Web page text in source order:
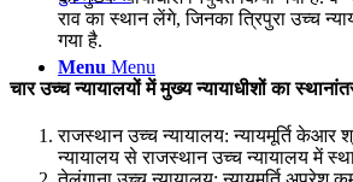
Menu Menu
राव का स्थान लेंगे, जिनका त्रिपुरा उच्च
गया है.
चार उच्च न्यायालयों में मुख्य न्यायाधीशों का
राजस्थान उच्च न्यायालय: न्यायमूर्ति केआर
न्यायालय से राजस्थान उच्च न्यायालय में